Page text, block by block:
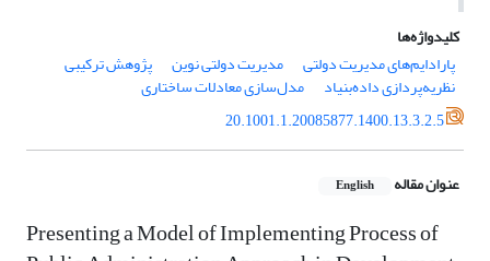
کلیدواژه‌ها
پارادایم‌های مدیریت دولتی
مدیریت دولتی نوین پژوهش ترکیبی
نظریه‌پردازی داده‌بنیاد
مدل‌سازی معادلات ساختاری
20.1001.1.20085877.1400.13.3.2.5
عنوان مقاله English
Presenting a Model of Implementing Process of